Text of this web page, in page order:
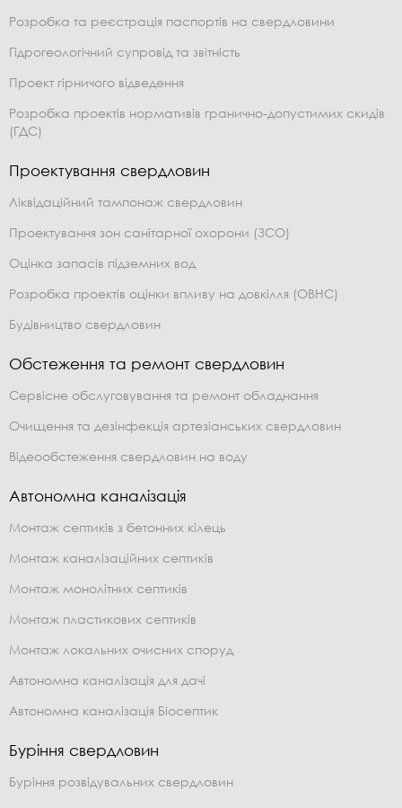
Розробка та реєстрація паспортів на свердловини
Гідрогеологічний супровід та звітність
Проект гірничого відведення
Розробка проектів нормативів гранично-допустимих скидів
(ГДС)
Проектування свердловин
Ліквідаційний тампонаж свердловин
Проектування зон санітарної охорони (ЗСО)
Оцінка запасів підземних вод
Розробка проектів оцінки впливу на довкілля (ОВНС)
Будівництво свердловин
Обстеження та ремонт свердловин
Сервісне обслуговування та ремонт обладнання
Очищення та дезінфекція артезіанських свердловин
Відеообстеження свердловин на воду
Автономна каналізація
Монтаж септиків з бетонних кілець
Монтаж каналізаційних септиків
Монтаж монолітних септиків
Монтаж пластикових септиків
Монтаж локальних очисних споруд
Автономна каналізація для дачі
Автономна каналізація Біосептик
Буріння свердловин
Буріння розвідувальних свердловин